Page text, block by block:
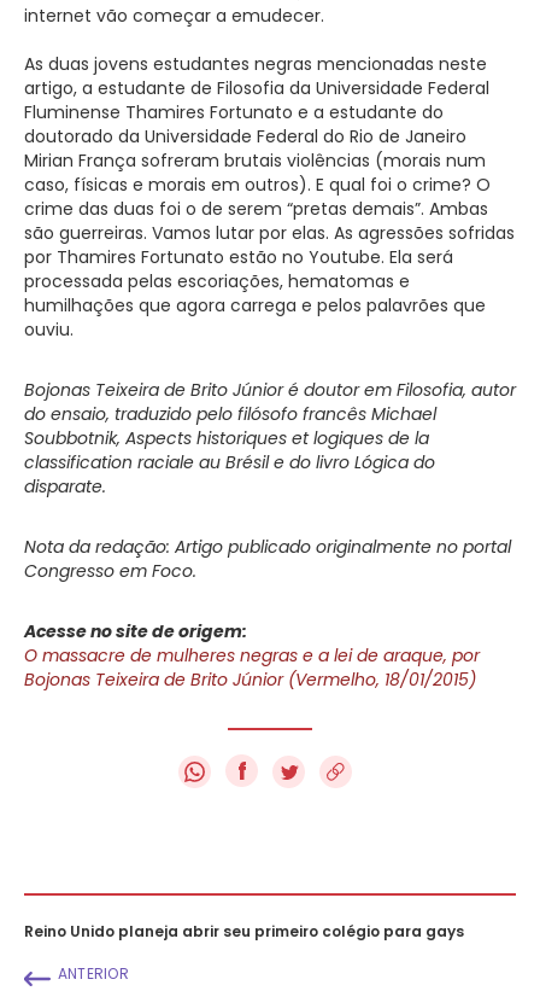
internet vão começar a emudecer.
As duas jovens estudantes negras mencionadas neste
artigo, a estudante de Filosofia da Universidade Federal
Fluminense Thamires Fortunato e a estudante do
doutorado da Universidade Federal do Rio de Janeiro
Mirian França sofreram brutais violências (morais num
caso, físicas e morais em outros). E qual foi o crime? O
crime das duas foi o de serem “pretas demais”. Ambas
são guerreiras. Vamos lutar por elas. As agressões sofridas
por Thamires Fortunato estão no Youtube. Ela será
processada pelas escoriações, hematomas e
humilhações que agora carrega e pelos palavrões que
ouviu.
Bojonas Teixeira de Brito Júnior é doutor em Filosofia, autor
do ensaio, traduzido pelo filósofo francês Michael
Soubbotnik, Aspects historiques et logiques de la
classification raciale au Brésil e do livro Lógica do
disparate.
Nota da redação: Artigo publicado originalmente no portal
Congresso em Foco.
Acesse no site de origem:
O massacre de mulheres negras e a lei de araque, por
Bojonas Teixeira de Brito Júnior (Vermelho, 18/01/2015)
f
Reino Unido planeja abrir seu primeiro colégio para gays
ANTERIOR